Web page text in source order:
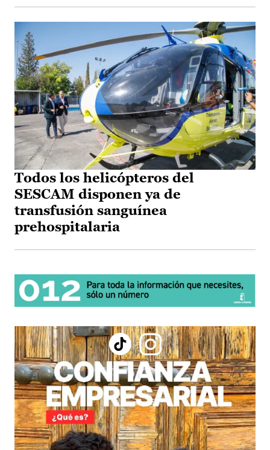
Todos los helicópteros del
SESCAM disponen ya de
transfusión sanguínea
prehospitalaria